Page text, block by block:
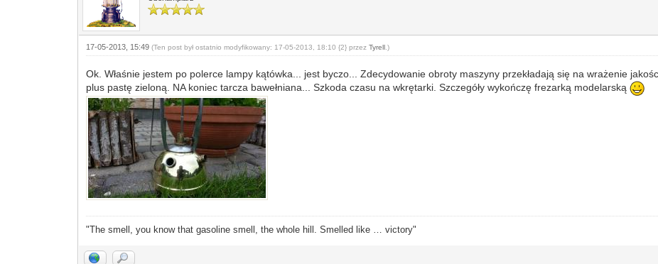
17-05-2013, 15:49(Ten post był ostatnio modyfikowany: 17-05-2013, 18:10 {2} przezTyrell .)
Ok. Właśnie jestem po polerce lampy kątówka... jest byczo... Zdecydowanie obroty maszyny przekładają się na wrażenie
plus pastę zieloną. NA koniec tarcza bawełniana... Szkoda czasu na wkrętarki. Szczegóły wykończę frezarką modelarską
"The smell, you know that gasoline smell, the whole hill. Smelled like … victory"